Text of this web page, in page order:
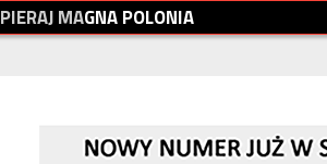
PIERAJMAGNAPOLONIA